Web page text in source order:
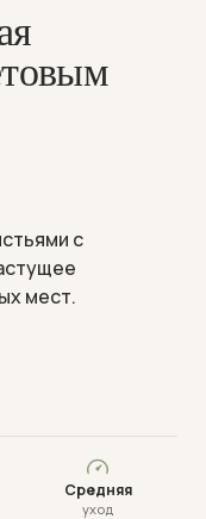
с
мест.
Средняя
уход